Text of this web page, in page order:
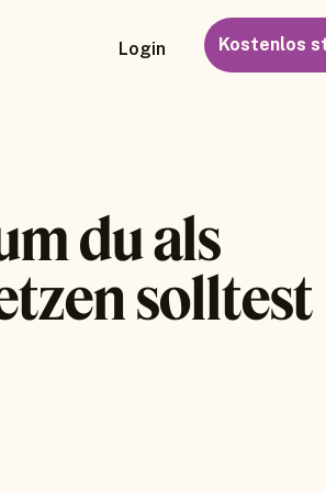
Login Kostenlos
du als
solltest